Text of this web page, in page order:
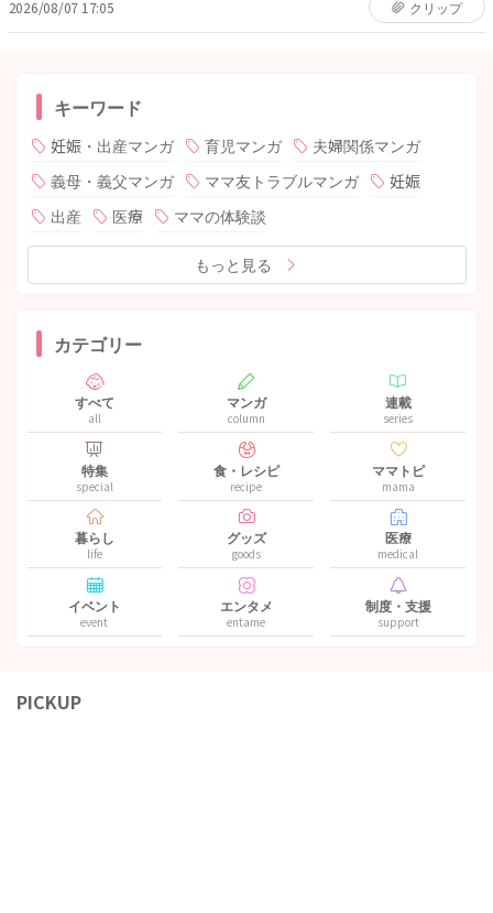
2026/08/07 17:05 クリップ
キーワード
妊娠・出産マンガ 育児マンガ
夫婦関係マンガ
義母・義父マンガ
ママ友トラブルマンガ
妊娠
出産
医療 ママの体験談
もっと見る
カテゴリー
すべて
all
マンガ
column
連載
series
特集
special
食・レシピ
recipe
ママトピ
mama
暮らし
life
グッズ
goods
医療
medical
イベント
event
エンタメ
entame
制度・支援
support
PICKUP